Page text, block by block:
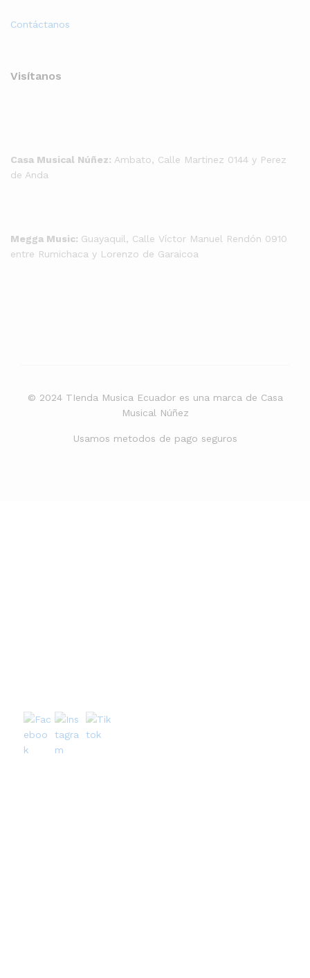
Contáctanos
Visítanos
Casa Musical Núñez: Ambato, Calle Martinez 0144 y Perez
de Anda
Megga Music: Guayaquil, Calle Víctor Manuel Rendón 0910
entre Rumichaca y Lorenzo de Garaicoa
© 2024 TIenda Musica Ecuador es una marca de Casa
Musical Núñez
Usamos metodos de pago seguros